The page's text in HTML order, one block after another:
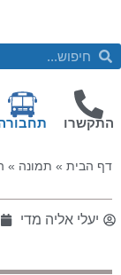
התקשרו
דף הבית » תמונה »
יעלי אליה מדי